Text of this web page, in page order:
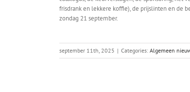
frisdrank en lekkere koffie), de prijslinten en de
zondag 21 september.
september 11th, 2025 | Categories: Algemeen